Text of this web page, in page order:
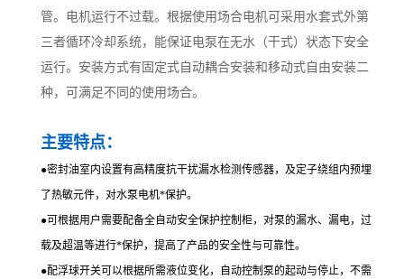
管。电机运行不过载。根据使用场合电机可采用水套式外第
三者循环冷却系统，能保证电泵在无水（干式）状态下安全
运行。安装方式有固定式自动耦合安装和移动式自由安装二
种，可满足不同的使用场合。
主要特点：
●密封油室内设置有高精度抗干扰漏水检测传感器，及定子绕组内预埋
了热敏元件，对水泵电机*保护。
●可根据用户需要配备全自动安全保护控制柜，对泵的漏水、漏电，过
载及超温等进行*保护，提高了产品的安全性与可靠性。
●配浮球开关可以根据所需液位变化，自动控制泵的起动与停止，不需